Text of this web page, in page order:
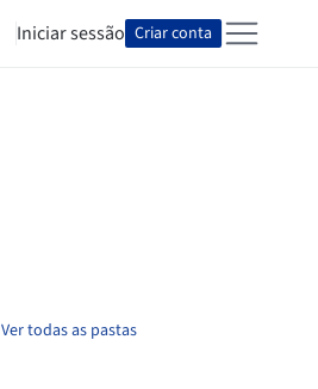
Iniciar sessão Criar conta
Ver todas as pastas